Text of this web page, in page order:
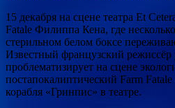
15 декабря на сцене театра Et
Fatale Филиппа Кена, где
стерильном белом боксе
Известный французский режиссёр
проблематизирует на сцене
постапокалиптический Farm
корабля «Гринпис» в театре.